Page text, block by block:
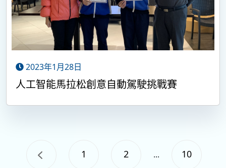
2023年1月28日
人工智能馬拉松創意自動駕駛挑戰賽
1 2 ... 10